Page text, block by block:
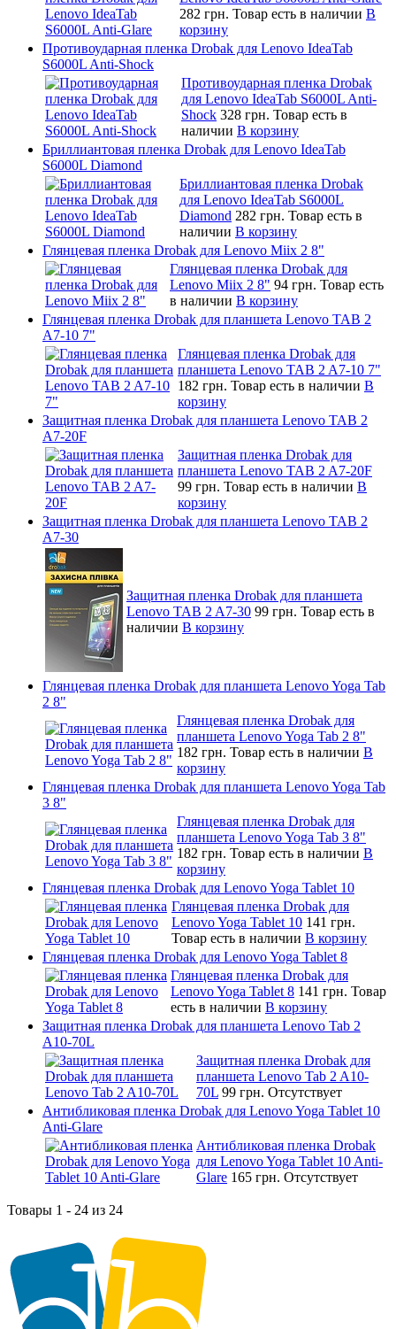
282 грн. Товар есть в наличии В
корзину
Противоударная пленка Drobak для Lenovo IdeaTab
S6000L Anti-Shock
Противоударная пленка Drobak
для Lenovo IdeaTab S6000L Anti-
Shock 328 грн. Товар есть в
наличии В корзину
Бриллиантовая пленка Drobak для Lenovo IdeaTab
S6000L Diamond
Бриллиантовая пленка Drobak
для Lenovo IdeaTab S6000L
Diamond 282 грн. Товар есть в
наличии В корзину
Глянцевая пленка Drobak для Lenovo Miix 2 8"
Глянцевая пленка Drobak для
Lenovo Miix 2 8" 94 грн. Товар есть
в наличии В корзину
Глянцевая пленка Drobak для планшета Lenovo TAB 2
A7-10 7"
Глянцевая пленка Drobak для
планшета Lenovo TAB 2 A7-10 7"
182 грн. Товар есть в наличии В
корзину
Защитная пленка Drobak для планшета Lenovo TAB 2
A7-20F
Защитная пленка Drobak для
планшета Lenovo TAB 2 A7-20F
99 грн. Товар есть в наличии В
корзину
Защитная пленка Drobak для планшета Lenovo TAB 2
A7-30
Защитная пленка Drobak для планшета
Lenovo TAB 2 A7-30 99 грн. Товар есть в
наличии В корзину
Глянцевая пленка Drobak для планшета Lenovo Yoga Tab
2 8"
Глянцевая пленка Drobak для
планшета Lenovo Yoga Tab 2 8"
182 грн. Товар есть в наличии В
корзину
Глянцевая пленка Drobak для планшета Lenovo Yoga Tab
3 8"
Глянцевая пленка Drobak для
планшета Lenovo Yoga Tab 3 8"
182 грн. Товар есть в наличии В
корзину
Глянцевая пленка Drobak для Lenovo Yoga Tablet 10
Глянцевая пленка Drobak для
Lenovo Yoga Tablet 10 141 грн.
Товар есть в наличии В корзину
Глянцевая пленка Drobak для Lenovo Yoga Tablet 8
Глянцевая пленка Drobak для
Lenovo Yoga Tablet 8 141 грн. Товар
есть в наличии В корзину
Защитная пленка Drobak для планшета Lenovo Tab 2
A10-70L
Защитная пленка Drobak для
планшета Lenovo Tab 2 A10-
70L 99 грн. Отсутствует
Антибликовая пленка Drobak для Lenovo Yoga Tablet 10
Anti-Glare
Антибликовая пленка Drobak
для Lenovo Yoga Tablet 10 Anti-
Glare 165 грн. Отсутствует
Товары 1 - 24 из 24